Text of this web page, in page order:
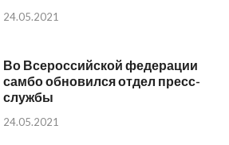
24.05.2021
Во Всероссийской федерации
самбо обновился отдел пресс-
службы
24.05.2021